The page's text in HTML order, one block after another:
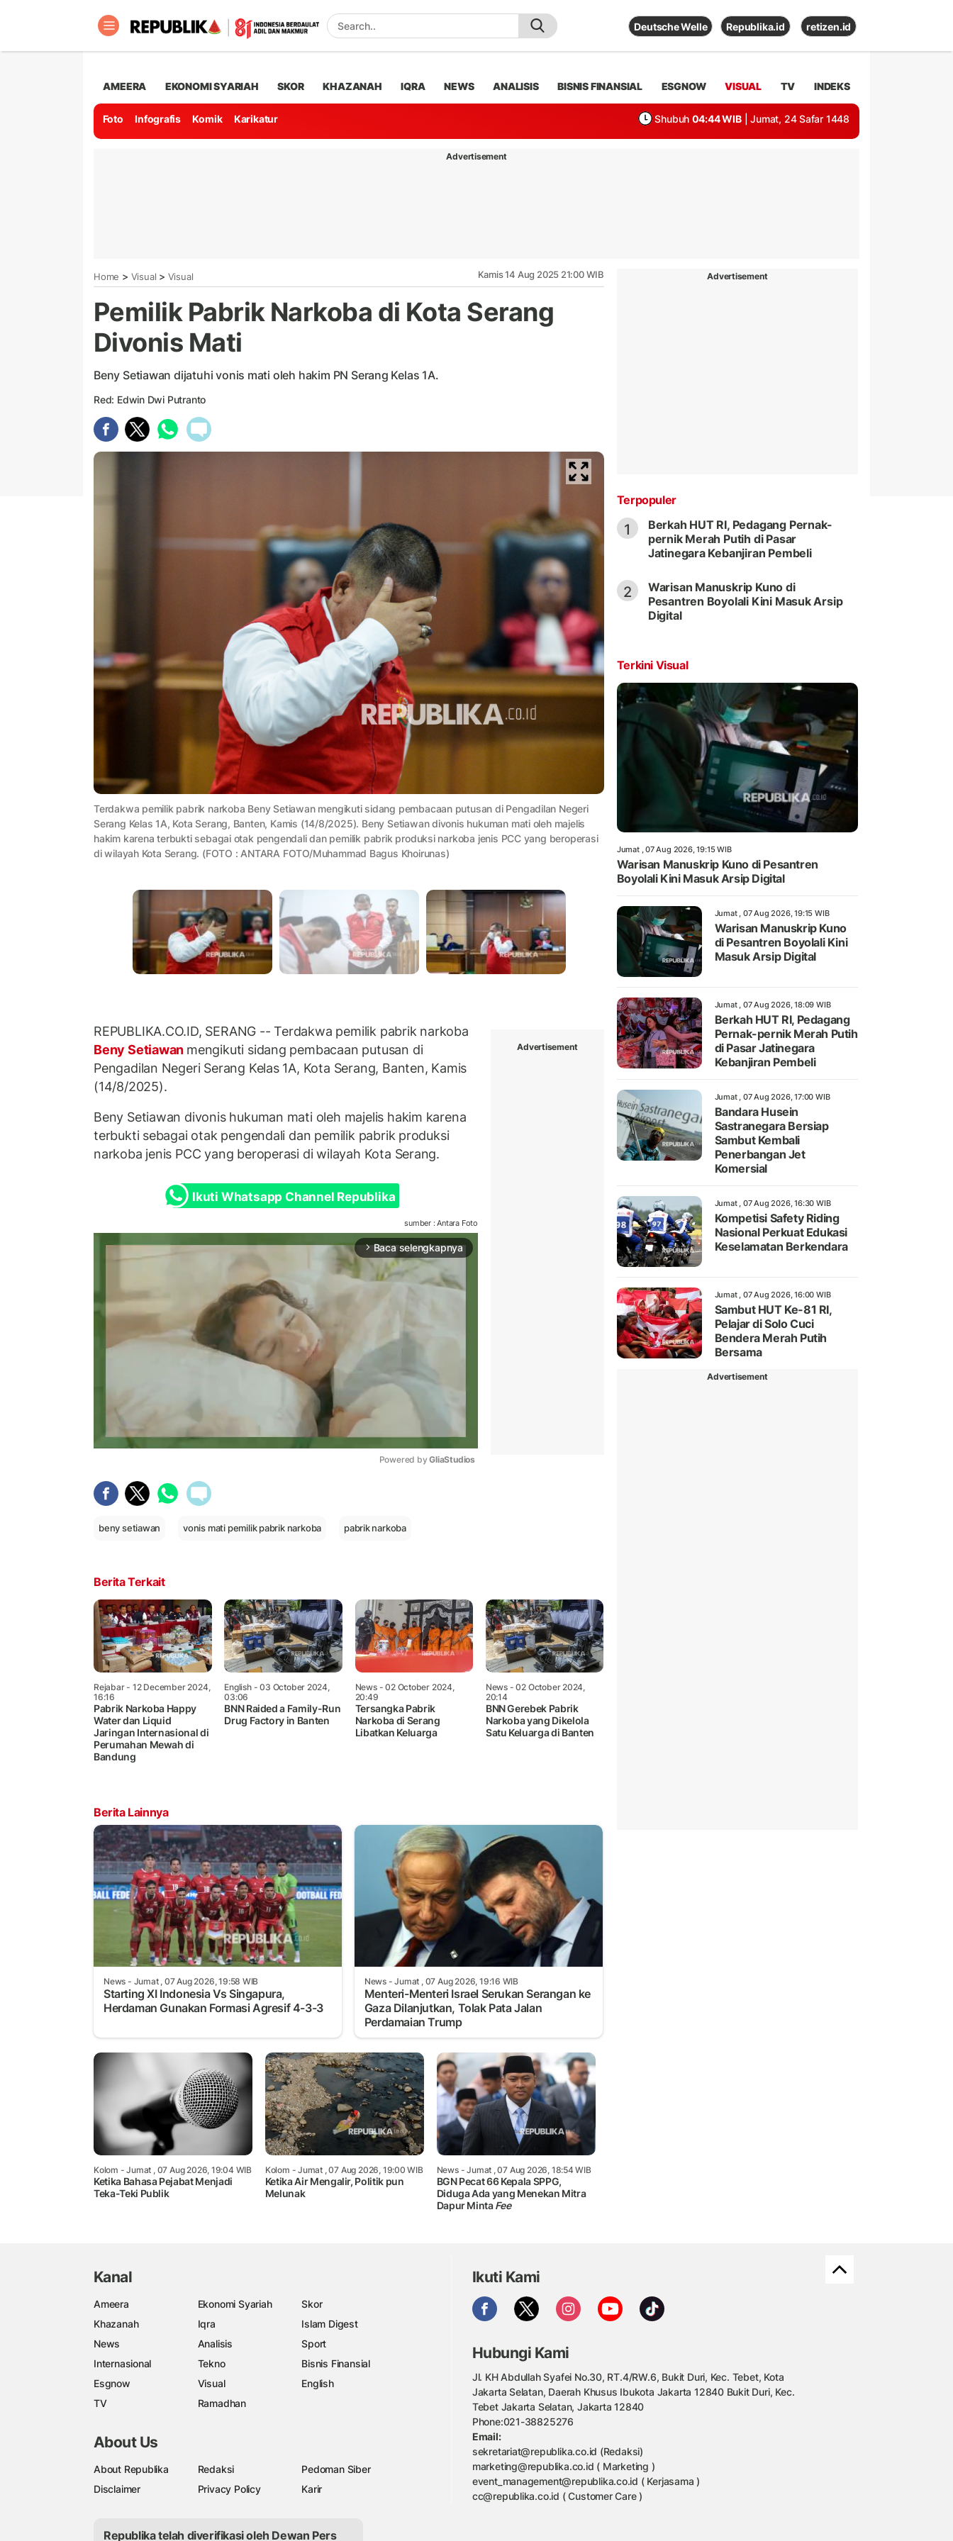
Deutsche Welle Republika.id retizen.id
AMEERA EKONOMI SYARIAH SKOR KHAZANAH IQRA NEWS ANALISIS BISNIS FINANSIAL ESGNOW VISUAL TV INDEKS
Foto Infografis Komik Karikatur Shubuh 04:44 WIB | Jumat, 24 Safar 1448
Advertisement
Home > Visual > Visual Kamis 14 Aug 2025 21:00 WIB
Pemilik Pabrik Narkoba di Kota Serang
Divonis Mati
Beny Setiawan dijatuhi vonis mati oleh hakim PN Serang Kelas 1A.
Red: Edwin Dwi Putranto
Terdakwa pemilik pabrik narkoba Beny Setiawan mengikuti sidang pembacaan putusan di Pengadilan Negeri
Serang Kelas 1A, Kota Serang, Banten, Kamis (14/8/2025). Beny Setiawan divonis hukuman mati oleh majelis
hakim karena terbukti sebagai otak pengendali dan pemilik pabrik produksi narkoba jenis PCC yang beroperasi
di wilayah Kota Serang. (FOTO : ANTARA FOTO/Muhammad Bagus Khoirunas)
REPUBLIKA.CO.ID, SERANG -- Terdakwa pemilik pabrik narkoba
Beny Setiawan mengikuti sidang pembacaan putusan di
Pengadilan Negeri Serang Kelas 1A, Kota Serang, Banten, Kamis
(14/8/2025).
Beny Setiawan divonis hukuman mati oleh majelis hakim karena
terbukti sebagai otak pengendali dan pemilik pabrik produksi
narkoba jenis PCC yang beroperasi di wilayah Kota Serang.
Ikuti Whatsapp Channel Republika
sumber : Antara Foto
arrow_forward_ios Baca selengkapnya
Powered by GliaStudios
Advertisement
beny setiawan vonis mati pemilik pabrik narkoba pabrik narkoba
Berita Terkait
Rejabar- 12 December 2024,
16:16
Pabrik Narkoba Happy
Water dan Liquid
Jaringan Internasional di
Perumahan Mewah di
Bandung
English- 03 October 2024,
03:06
BNN Raided a Family-Run
Drug Factory in Banten
News- 02 October 2024,
20:49
Tersangka Pabrik
Narkoba di Serang
Libatkan Keluarga
News - 02 October 2024,
20:14
BNN Gerebek Pabrik
Narkoba yang Dikelola
Satu Keluarga di Banten
Berita Lainnya
News - Jumat , 07 Aug 2026, 19:58 WIB
Starting XI Indonesia Vs Singapura,
Herdaman Gunakan Formasi Agresif 4-3-3
News- Jumat , 07 Aug 2026, 19:16 WIB
Menteri-Menteri Israel Serukan Serangan ke
Gaza Dilanjutkan, Tolak Pata Jalan
Perdamaian Trump
Kolom - Jumat , 07 Aug 2026, 19:04 WIB
Ketika Bahasa Pejabat Menjadi
Teka-Teki Publik
Kolom - Jumat , 07 Aug 2026, 19:00 WIB
Ketika Air Mengalir, Politik pun
Melunak
News- Jumat , 07 Aug 2026, 18:54 WIB
BGN Pecat 66 Kepala SPPG,
Diduga Ada yang Menekan Mitra
Dapur MintaFee
Advertisement
Terpopuler
1
Berkah HUT RI, Pedagang Pernak-
pernik Merah Putih di Pasar
Jatinegara Kebanjiran Pembeli
2
Warisan Manuskrip Kuno di
Pesantren Boyolali Kini Masuk Arsip
Digital
Terkini Visual
Jumat , 07 Aug 2026, 19:15 WIB
Warisan Manuskrip Kuno di Pesantren
Boyolali Kini Masuk Arsip Digital
Jumat , 07 Aug 2026, 19:15 WIB
Warisan Manuskrip Kuno
di Pesantren Boyolali Kini
Masuk Arsip Digital
Jumat , 07 Aug 2026, 18:09 WIB
Berkah HUT RI, Pedagang
Pernak-pernik Merah Putih
di Pasar Jatinegara
Kebanjiran Pembeli
Jumat , 07 Aug 2026, 17:00 WIB
Bandara Husein
Sastranegara Bersiap
Sambut Kembali
Penerbangan Jet
Komersial
Jumat , 07 Aug 2026, 16:30 WIB
Kompetisi Safety Riding
Nasional Perkuat Edukasi
Keselamatan Berkendara
Jumat , 07 Aug 2026, 16:00 WIB
Sambut HUT Ke-81 RI,
Pelajar di Solo Cuci
Bendera Merah Putih
Bersama
Advertisement
Kanal
Ameera Ekonomi Syariah
Skor
Khazanah
Iqra
Islam Digest
News
Analisis
Sport
Internasional
Tekno
Bisnis Finansial
Esgnow
Visual
English
TV
Ramadhan
About Us
About Republika Redaksi
Pedoman Siber
Disclaimer
Privacy Policy Karir
Republika telah diverifikasi oleh Dewan Pers
Ikuti Kami
Hubungi Kami
Jl. KH Abdullah Syafei No.30, RT.4/RW.6, Bukit Duri, Kec. Tebet, Kota
Jakarta Selatan, Daerah Khusus Ibukota Jakarta 12840 Bukit Duri, Kec.
Tebet Jakarta Selatan, Jakarta 12840
Phone:021-38825276
Email:
sekretariat@republika.co.id (Redaksi)
marketing@republika.co.id ( Marketing )
event_management@republika.co.id ( Kerjasama )
cc@republika.co.id ( Customer Care )